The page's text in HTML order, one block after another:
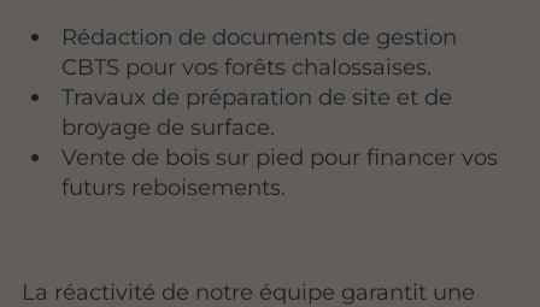
Rédaction de documents de gestion
CBTS pour vos forêts chalossaises.
Travaux de préparation de site et de
broyage de surface.
Vente de bois sur pied pour financer vos
futurs reboisements.
La réactivité de notre équipe garantit une